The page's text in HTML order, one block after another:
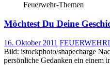
Feuerwehr-Themen
Möchtest Du Deine
16. Oktober 2011
Bild: istockphoto/shapecharge
persönliche Gedanken ein einem